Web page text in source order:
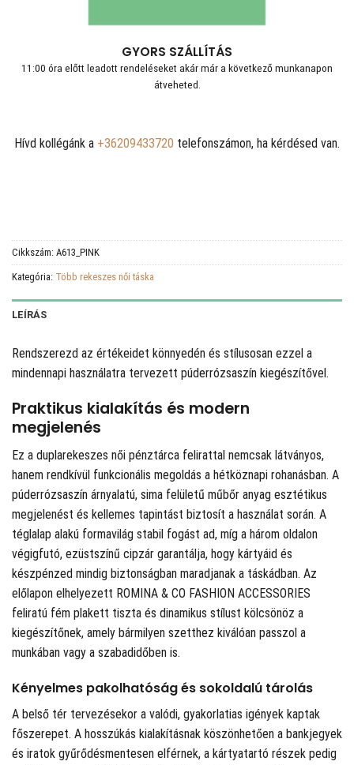
GYORS SZÁLLÍTÁS
11:00 óra előtt leadott rendeléseket akár már a következő munkanapon
átveheted.
Hívd kollégánk a +36209433720 telefonszámon, ha kérdésed van.
Cikkszám: A613_PINK
Kategória: Több rekeszes női táska
LEÍRÁS
Rendszerezd az értékeidet könnyedén és stílusosan ezzel a
mindennapi használatra tervezett púderrózsaszín kiegészítővel.
Praktikus kialakítás és modern
megjelenés
Ez a duplarekeszes női pénztárca felirattal nemcsak látványos,
hanem rendkívül funkcionális megoldás a hétköznapi rohanásban. A
púderrózsaszín árnyalatú, sima felületű műbőr anyag esztétikus
megjelenést és kellemes tapintást biztosít a használat során. A
téglalap alakú formavilág stabil fogást ad, míg a három oldalon
végigfutó, ezüstszínű cipzár garantálja, hogy kártyáid és
készpénzed mindig biztonságban maradjanak a táskádban. Az
előlapon elhelyezett ROMINA & CO FASHION ACCESSORIES
feliratú fém plakett tiszta és dinamikus stílust kölcsönöz a
kiegészítőnek, amely bármilyen szetthez kiválóan passzol a
munkában vagy a szabadidőben is.
Kényelmes pakolhatóság és sokoldalú tárolás
A belső tér tervezésekor a valódi, gyakorlatias igények kaptak
főszerepet. A hosszúkás kialakításnak köszönhetően a bankjegyek
és iratok gyűrődésmentesen elférnek, a kártyatartó részek pedig